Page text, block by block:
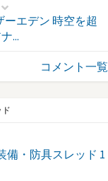
ーエデン 時空を超
...
コメント一覧
ド
備・防具スレッド 1